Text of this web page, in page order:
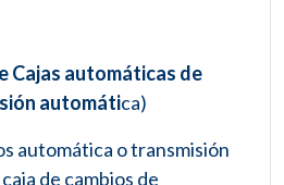
Cajas automáticas de
automática)
automática o transmisión
de cambios de